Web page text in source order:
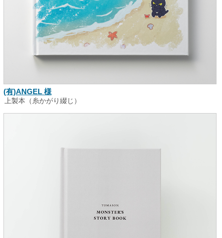
(有)ANGEL 様
上製本（糸かがり綴じ）